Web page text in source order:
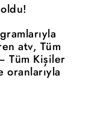
atv, Tüm
Tüm Kişiler